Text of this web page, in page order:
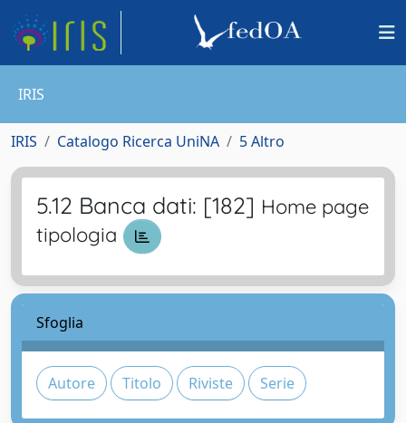
IRIS
IRIS Catalogo Ricerca UniNA 5 Altro
5.12 Banca dati: [182] Home page
tipologia
Sfoglia